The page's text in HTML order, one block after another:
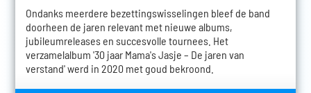
Ondanks meerdere bezettingswisselingen bleef de band
doorheen de jaren relevant met nieuwe albums,
jubileumreleases en succesvolle tournees. Het
verzamelalbum '30 jaar Mama's Jasje – De jaren van
verstand' werd in 2020 met goud bekroond.